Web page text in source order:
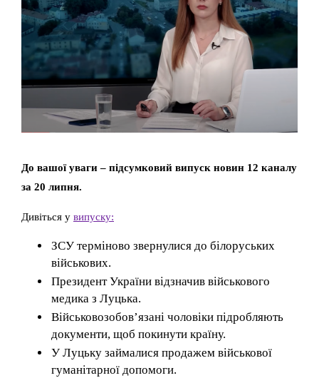
До вашої уваги – підсумковий випуск новин 12 каналу
за 20 липня.
Дивіться у випуску:
ЗСУ терміново звернулися до білоруських
військових.
Президент України відзначив військового
медика з Луцька.
Військовозобов’язані чоловіки підробляють
документи, щоб покинути країну.
У Луцьку займалися продажем військової
гуманітарної допомоги.